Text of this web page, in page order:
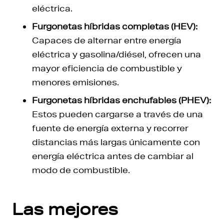
eléctrica.
Furgonetas híbridas completas (HEV):
Capaces de alternar entre energía
eléctrica y gasolina/diésel, ofrecen una
mayor eficiencia de combustible y
menores emisiones.
Furgonetas híbridas enchufables (PHEV):
Estos pueden cargarse a través de una
fuente de energía externa y recorrer
distancias más largas únicamente con
energía eléctrica antes de cambiar al
modo de combustible.
Las mejores